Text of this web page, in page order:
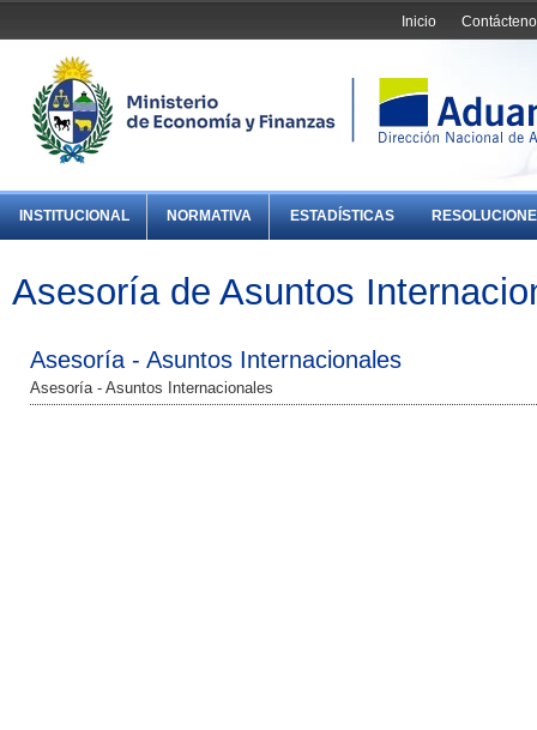
Inicio
INSTITUCIONAL NORMATIVA ESTADÍSTICAS
Asesoría de Asuntos
Asesoría - Asuntos Internacionales
Asesoría - Asuntos Internacionales